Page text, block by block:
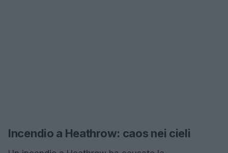
Incendio a Heathrow: caos nei cieli